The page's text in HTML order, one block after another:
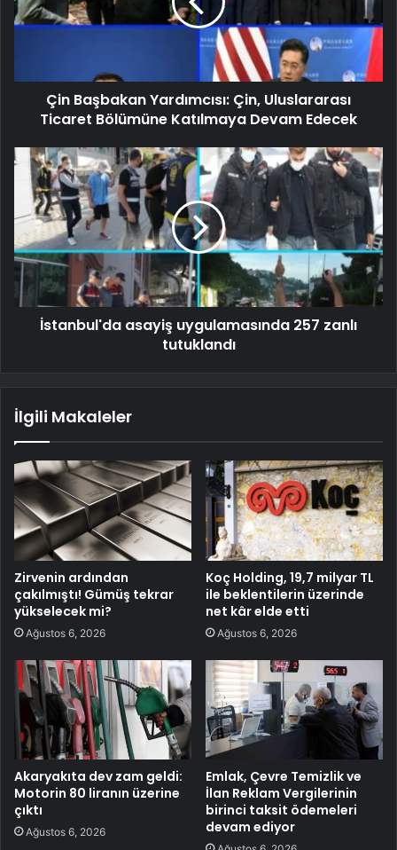
Çin Başbakan Yardımcısı: Çin, Uluslararası
Ticaret Bölümüne Katılmaya Devam Edecek
İstanbul'da asayiş uygulamasında 257 zanlı
tutuklandı
İlgili Makaleler
Zirvenin ardından
çakılmıştı! Gümüş tekrar
yükselecek mi?
Ağustos 6, 2026
Koç Holding, 19,7 milyar TL
ile beklentilerin üzerinde
net kâr elde etti
Ağustos 6, 2026
Akaryakıta dev zam geldi:
Motorin 80 liranın üzerine
çıktı
Ağustos 6, 2026
Emlak, Çevre Temizlik ve
İlan Reklam Vergilerinin
birinci taksit ödemeleri
devam ediyor